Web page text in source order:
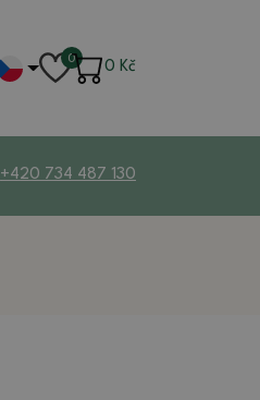
0
0 Kč
+420 734 487 130